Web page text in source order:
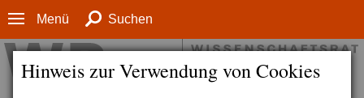
Hinweis zur Verwendung von Cookies
Menü Suchen